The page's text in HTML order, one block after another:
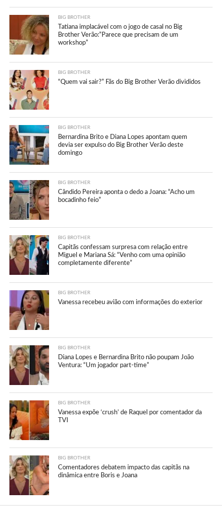
BIG BROTHER
Tatiana implacável com o jogo de casal no Big
Brother Verão:”Parece que precisam de um
workshop”
BIG BROTHER
“Quem vai sair?” Fãs do Big Brother Verão divididos
BIG BROTHER
Bernardina Brito e Diana Lopes apontam quem
devia ser expulso do Big Brother Verão deste
domingo
BIG BROTHER
Cândido Pereira aponta o dedo a Joana: “Acho um
bocadinho feio”
BIG BROTHER
Capitãs confessam surpresa com relação entre
Miguel e Mariana Sá: “Venho com uma opinião
completamente diferente”
BIG BROTHER
Vanessa recebeu avião com informações do exterior
BIG BROTHER
Diana Lopes e Bernardina Brito não poupam João
Ventura: “Um jogador part-time”
BIG BROTHER
Vanessa expõe ‘crush’ de Raquel por comentador da
TVI
BIG BROTHER
Comentadores debatem impacto das capitãs na
dinâmica entre Boris e Joana